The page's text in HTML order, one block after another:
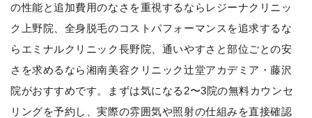
の性能と追加費用のなさを重視するならレジーナクリニッ
ク上野院、全身脱毛のコストパフォーマンスを追求するな
らエミナルクリニック長野院、通いやすさと部位ごとの安
さを求めるなら湘南美容クリニック辻堂アカデミア・藤沢
院がおすすめです。まずは気になる2〜3院の無料カウンセ
リングを予約し、実際の雰囲気や照射の仕組みを直接確認